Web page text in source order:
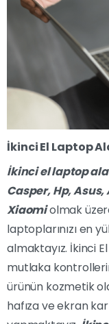
İkinci El Laptop
İkinci el laptop
Casper, Hp,
Xiaomiolmak
laptoplarınızı en
almaktayız. İkinci
mutlaka
ürünün kozmetik
hafıza ve ekran